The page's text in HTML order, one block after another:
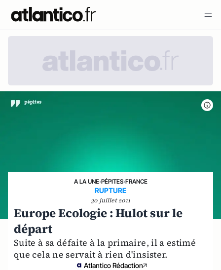
A LA UNE›PÉPITES›FRANCE
RUPTURE
30 juillet 2011
Europe Ecologie : Hulot sur le
départ
Suite à sa défaite à la primaire, il a estimé
que cela ne servait à rien d'insister.
Atlantico Rédaction